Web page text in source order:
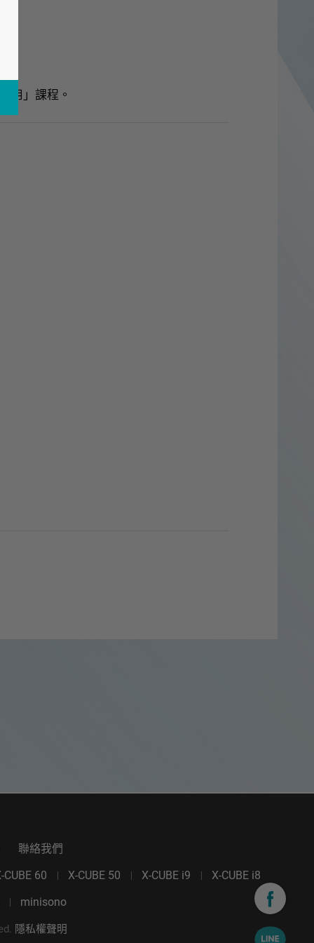
用」課程。
CUBE 60 X-CUBE 50 X-CUBE i9
X-CUBE i8
minisono
聯絡我們
隱私權聲明